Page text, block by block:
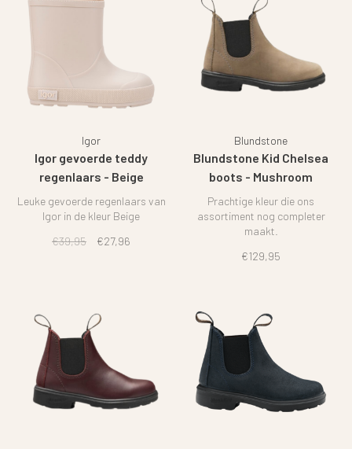
Igor
Igor gevoerde teddy
regenlaars - Beige
Leuke gevoerde regenlaars van
Igor in de kleur Beige
€39,95
€27,96
Blundstone
Blundstone Kid Chelsea
boots - Mushroom
Prachtige kleur die ons
assortiment nog completer
maakt.
€129,95